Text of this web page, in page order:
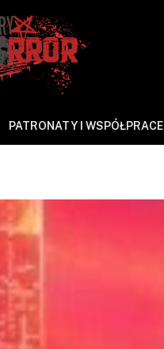
PATRONATY I WSPÓŁPRACE